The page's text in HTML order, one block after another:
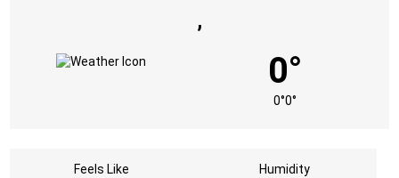
,
0°
0°0°
Feels Like
Humidity